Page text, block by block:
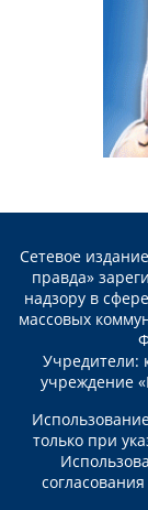
Сетевое
правда»
надзору в
массовых
Учредители:
учреждение
только при